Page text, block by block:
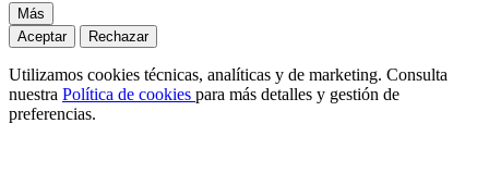
Más
Aceptar
Rechazar
Utilizamos cookies técnicas, analíticas y de marketing. Consulta
nuestra Política de cookies para más detalles y gestión de
preferencias.